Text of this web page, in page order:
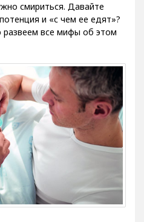
смириться. Давайте
и «с чем ее едят»?
развеем все мифы об этом